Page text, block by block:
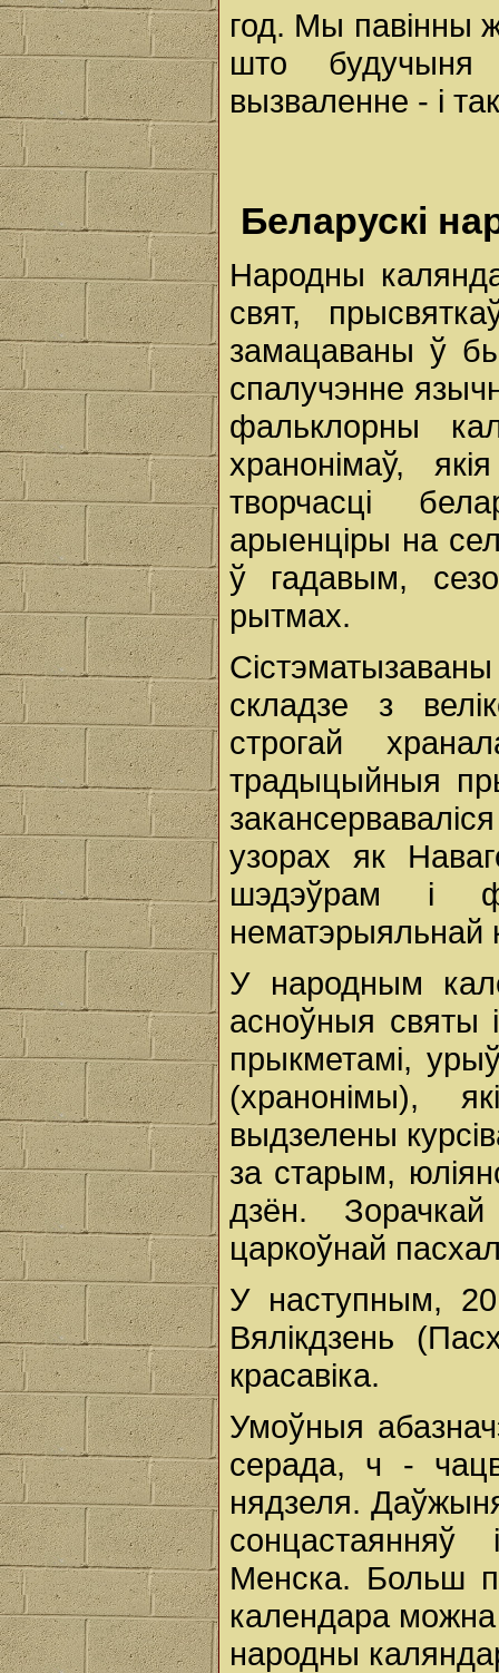
год. Мы павінны
што будучыня
вызваленне - і
Беларускі
Народны
свят,
замацаваны ў
спалучэнне
фальклорны
хранонімаў,
творчасці
арыенціры на
ў гадавым,
рытмах.
складзе з
строгай
традыцыйныя
узорах як
шэдэўрам і
нематэрыяльнай
У народным
асноўныя святы
прыкметамі,
(хранонімы),
выдзелены
за старым,
дзён.
царкоўнай
У наступным,
Вялікдзень
красавіка.
Умоўныя
серада, ч -
нядзеля.
Менска. Больш
календара можна
народны